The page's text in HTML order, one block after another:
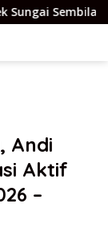
Sembilan
Andi
Aktif
–